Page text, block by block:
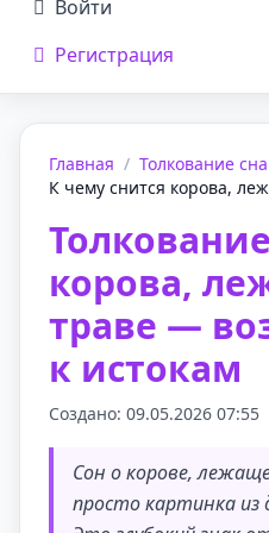
Войти
Регистрация
Главная / Толкование сна
К чему снится корова,
корова,
траве —
к истокам
Создано: 09.05.2026 07:55
Сон о корове,
просто картинка из